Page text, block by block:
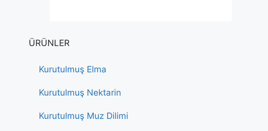
ÜRÜNLER
Kurutulmuş Elma
Kurutulmuş Nektarin
Kurutulmuş Muz Dilimi